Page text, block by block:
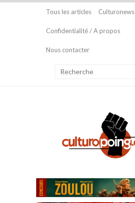
Tous les articles Culturonews
Confidentialité / A propos
Nous contacter